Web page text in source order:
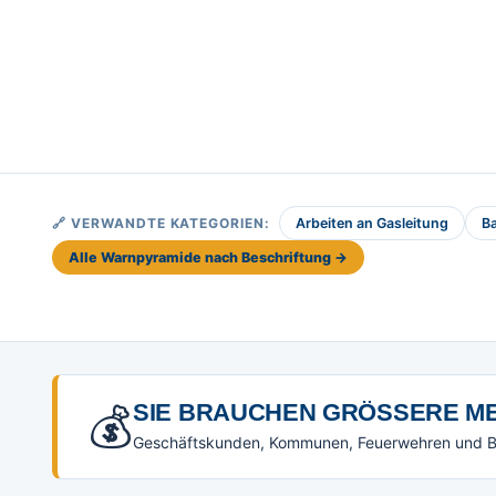
🔗 VERWANDTE KATEGORIEN: Arbeiten an Gasleitung
Alle Warnpyramide nach Beschriftung →
💰SIE BRAUCHEN GRÖSSERE
Geschäftskunden, Kommunen, Feuerwehren